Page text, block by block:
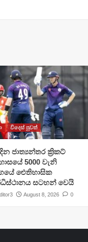
විදෙස් පුවත්
ජාත්‍යන්තර ක්‍රිකට්
5000 වැනි
ඓතිහාසික
සටහන් වෙයි
August 8, 2026 0